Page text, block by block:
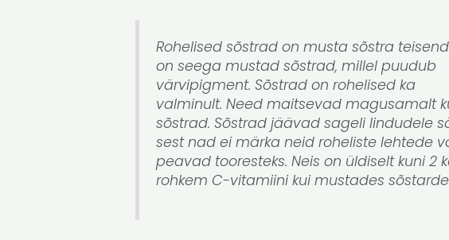
Rohelised sõstrad on musta sõstra
on seega mustad sõstrad, millel puudub
värvipigment. Sõstrad on rohelised ka
valminult. Need maitsevad magusamalt
sõstrad. Sõstrad jäävad sageli lindudele
sest nad ei märka neid roheliste lehtede
peavad tooresteks. Neis on üldiselt kuni 2
rohkem C-vitamiini kui mustades